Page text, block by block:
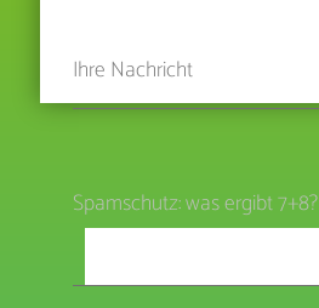
Spamschutz: was ergibt 7+8?